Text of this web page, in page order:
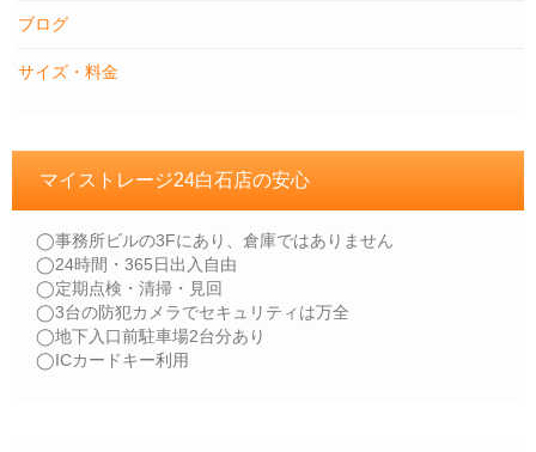
ブログ
サイズ・料金
マイストレージ24白石店の安心
◯事務所ビルの3Fにあり、倉庫ではありません
◯24時間・365日出入自由
◯定期点検・清掃・見回
◯3台の防犯カメラでセキュリティは万全
◯地下入口前駐車場2台分あり
◯ICカードキー利用